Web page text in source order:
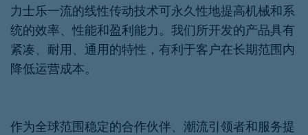
力士乐一流的线性传动技术可永久性地提高机械和系
统的效率、性能和盈利能力。我们所开发的产品具有
紧凑、耐用、通用的特性，有利于客户在长期范围内
降低运营成本。
作为全球范围稳定的合作伙伴、潮流引领者和服务提